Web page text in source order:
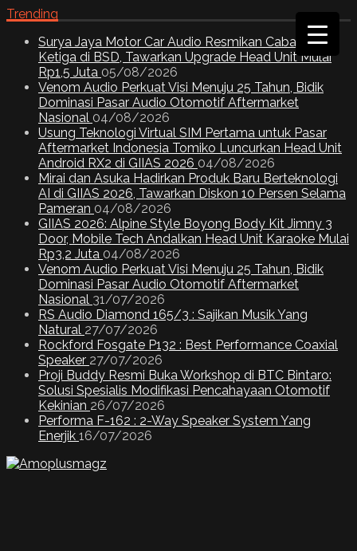
Trending
Surya Jaya Motor Car Audio Resmikan Cabang
Ketiga di BSD, Tawarkan Upgrade Head Unit Mulai
Rp1,5 Juta 05/08/2026
Venom Audio Perkuat Visi Menuju 25 Tahun, Bidik
Dominasi Pasar Audio Otomotif Aftermarket
Nasional 04/08/2026
Usung Teknologi Virtual SIM Pertama untuk Pasar
Aftermarket Indonesia Tomiko Luncurkan Head Unit
Android RX2 di GIIAS 2026 04/08/2026
Mirai dan Asuka Hadirkan Produk Baru Berteknologi
AI di GIIAS 2026, Tawarkan Diskon 10 Persen Selama
Pameran 04/08/2026
GIIAS 2026: Alpine Style Boyong Body Kit Jimny 3
Door, Mobile Tech Andalkan Head Unit Karaoke Mulai
Rp3,2 Juta 04/08/2026
Venom Audio Perkuat Visi Menuju 25 Tahun, Bidik
Dominasi Pasar Audio Otomotif Aftermarket
Nasional 31/07/2026
RS Audio Diamond 165/3 : Sajikan Musik Yang
Natural 27/07/2026
Rockford Fosgate P132 : Best Performance Coaxial
Speaker 27/07/2026
Proji Buddy Resmi Buka Workshop di BTC Bintaro:
Solusi Spesialis Modifikasi Pencahayaan Otomotif
Kekinian 26/07/2026
Performa F-162 : 2-Way Speaker System Yang
Enerjik 16/07/2026